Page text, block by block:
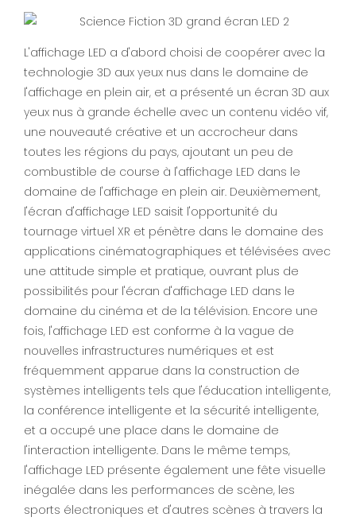
L'affichage LED a d'abord choisi de coopérer avec la
technologie 3D aux yeux nus dans le domaine de
l'affichage en plein air, et a présenté un écran 3D aux
yeux nus à grande échelle avec un contenu vidéo vif,
une nouveauté créative et un accrocheur dans
toutes les régions du pays, ajoutant un peu de
combustible de course à l'affichage LED dans le
domaine de l'affichage en plein air. Deuxièmement,
l'écran d'affichage LED saisit l'opportunité du
tournage virtuel XR et pénètre dans le domaine des
applications cinématographiques et télévisées avec
une attitude simple et pratique, ouvrant plus de
possibilités pour l'écran d'affichage LED dans le
domaine du cinéma et de la télévision. Encore une
fois, l'affichage LED est conforme à la vague de
nouvelles infrastructures numériques et est
fréquemment apparue dans la construction de
systèmes intelligents tels que l'éducation intelligente,
la conférence intelligente et la sécurité intelligente,
et a occupé une place dans le domaine de
l'interaction intelligente. Dans le même temps,
l'affichage LED présente également une fête visuelle
inégalée dans les performances de scène, les
sports électroniques et d'autres scènes à travers la